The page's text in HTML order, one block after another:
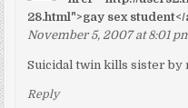
28.html">gay sex student</
November 5, 2007 at 8:01
Suicidal twin kills sister by
Reply